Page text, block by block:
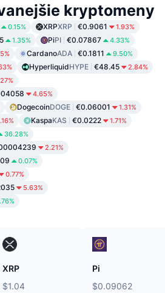
kryptomeny
0.15% XRPXRP €0.9061 1.93%
1.35% PiPI €0.07867 4.33%
CardanoADA €0.1811 9.50%
HyperliquidHYPE €48.45 2.84%
4.65%
DogecoinDOGE €0.06001 1.31%
KaspaKAS €0.0222 1.71%
36.28%
2.21%
0.07%
0.77%
5.63%
XRP
$1.04
Pi
$0.09062